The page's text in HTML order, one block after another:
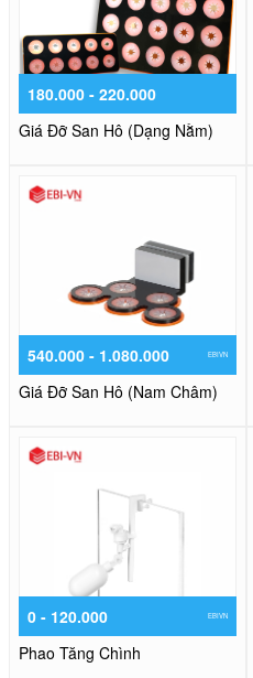
180.000 - 220.000
Giá Đỡ San Hô (Dạng Nằm)
540.000 - 1.080.000 EBIVN
Giá Đỡ San Hô (Nam Châm)
0 - 120.000 EBIVN
Phao Tăng Chình